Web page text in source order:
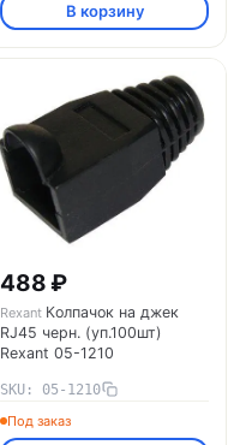
В корзину
488 ₽
Rexant Колпачок на джек
RJ45 черн. (уп.100шт)
Rexant 05-1210
SKU: 05-1210
Под заказ